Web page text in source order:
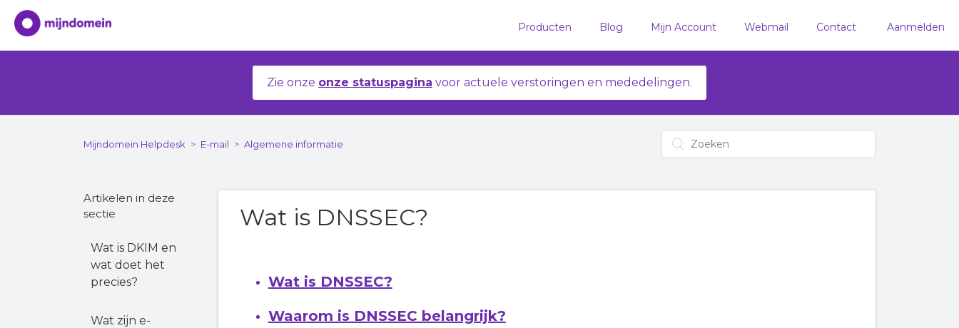
Producten Blog Mijn Account Webmail Contact Aanmelden
Zie onze onze statuspagina voor actuele verstoringen en mededelingen.
Mijndomein Helpdesk E-mail Algemene informatie
Artikelen in deze
sectie
Wat is DKIM en
wat doet het
precies?
Wat zijn e-
Wat is DNSSEC?
Wat is DNSSEC?
Waarom is DNSSEC belangrijk?